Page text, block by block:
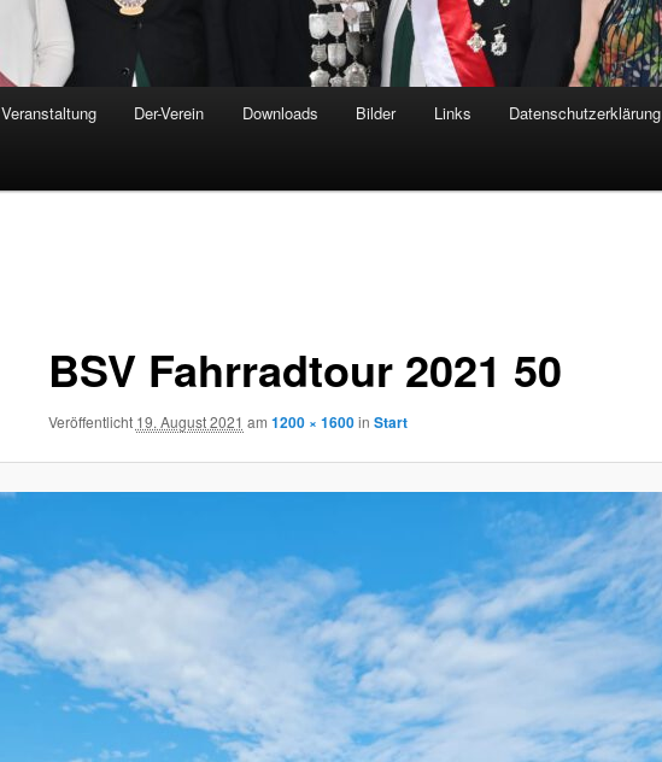
Veranstaltung Der-Verein Downloads Bilder Links Datenschutzerklärung
BSV Fahrradtour 2021 50
Veröffentlicht 19. August 2021 am 1200 × 1600in Start